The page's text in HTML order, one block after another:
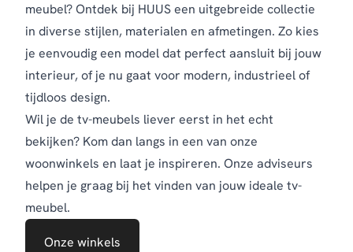
meubel? Ontdek bij HUUS een uitgebreide collectie
in diverse stijlen, materialen en afmetingen. Zo kies
je eenvoudig een model dat perfect aansluit bij jouw
interieur, of je nu gaat voor modern, industrieel of
tijdloos design.
Wil je de tv-meubels liever eerst in het echt
bekijken? Kom dan langs in een van onze
woonwinkels en laat je inspireren. Onze adviseurs
helpen je graag bij het vinden van jouw ideale tv-
meubel.
Onze winkels